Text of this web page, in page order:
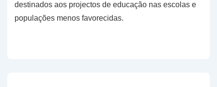
destinados aos projectos de educação nas escolas e
populações menos favorecidas.